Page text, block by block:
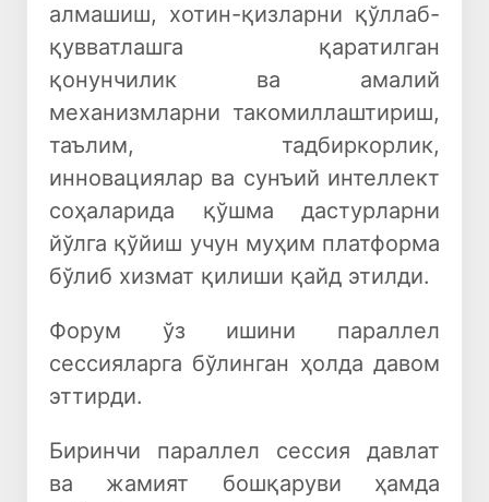
алмашиш, хотин-қизларни қўллаб-
қувватлашга қаратилган
қонунчилик ва амалий
механизмларни такомиллаштириш,
таълим, тадбиркорлик,
инновациялар ва сунъий интеллект
соҳаларида қўшма дастурларни
йўлга қўйиш учун муҳим платформа
бўлиб хизмат қилиши қайд этилди.
Форум ўз ишини параллел
сессияларга бўлинган ҳолда давом
эттирди.
Биринчи параллел сессия давлат
ва жамият бошқаруви ҳамда